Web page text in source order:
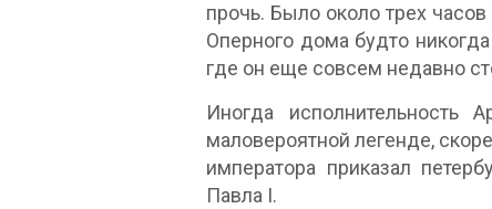
прочь. Было около трех
Оперного дома будто
где он еще совсем недавно
Иногда исполнительность
маловероятной легенде,
императора приказал
Павла I.